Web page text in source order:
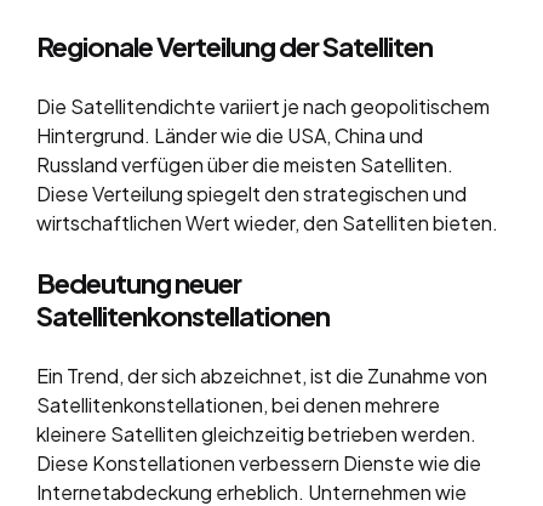
Regionale Verteilung der Satelliten
Die Satellitendichte variiert je nach geopolitischem
Hintergrund. Länder wie die USA, China und
Russland verfügen über die meisten Satelliten.
Diese Verteilung spiegelt den strategischen und
wirtschaftlichen Wert wieder, den Satelliten bieten.
Bedeutung neuer
Satellitenkonstellationen
Ein Trend, der sich abzeichnet, ist die Zunahme von
Satellitenkonstellationen, bei denen mehrere
kleinere Satelliten gleichzeitig betrieben werden.
Diese Konstellationen verbessern Dienste wie die
Internetabdeckung erheblich. Unternehmen wie